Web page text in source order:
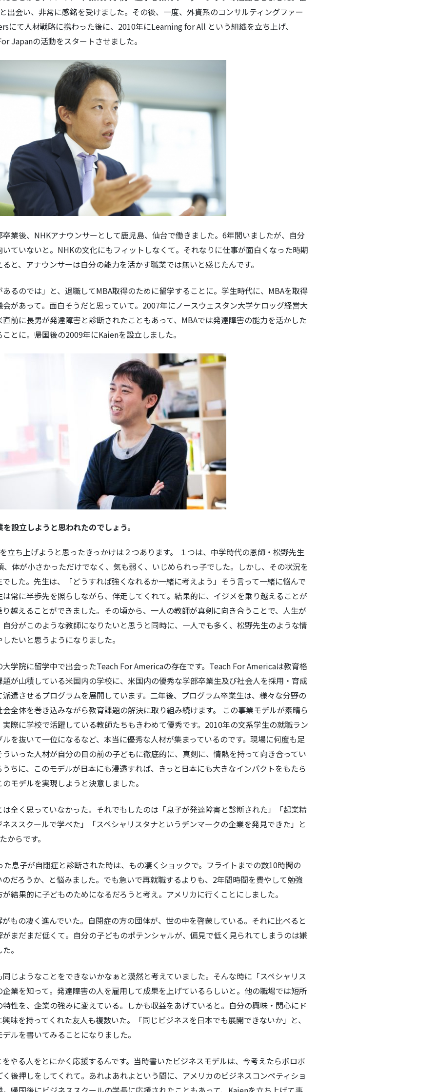
出会い、非常に感銘を受けました。その後、一度、外資系のコンサルティングファー
にて人材戦略に携わった後に、2010年にLearning for All という組織を立ち上げ、
Japanの活動をスタートさせました。
業後、NHKアナウンサーとして鹿児島、仙台で働きました。6年間いましたが、自分
ていないと。NHKの文化にもフィットしなくて。それなりに仕事が面白くなった時期
と、アナウンサーは自分の能力を活かす職業では無いと感じたんです。
るのでは」と、退職してMBA取得のために留学することに。学生時代に、MBAを取得
があって。面白そうだと思っていて。2007年にノースウェスタン大学ケロッグ経営大
前に長男が発達障害と診断されたこともあって、MBAでは発達障害の能力を活かした
とに。帰国後の2009年にKaienを設立しました。
設立しようと思われたのでしょう。
ち上げようと思ったきっかけは２つあります。 １つは、中学時代の恩師・松野先生
、体が小さかっただけでなく、気も弱く、いじめられっ子でした。しかし、その状況を
した。先生は、「どうすれば強くなれるか一緒に考えよう」そう言って一緒に悩んで
常に半歩先を照らしながら、伴走してくれて。結果的に、イジメを乗り越えることが
越えることができました。その頃から、一人の教師が真剣に向き合うことで、人生が
分がこのような教師になりたいと思うと同時に、一人でも多く、松野先生のような情
たいと思うようになりました。
学院に留学中で出会ったTeach For Americaの存在です。Teach For Americaは教育格
が山積している米国内の学校に、米国内の優秀な学部卒業生及び社会人を採用・育成
遣させるプログラムを展開しています。二年後、プログラム卒業生は、様々な分野の
全体を巻き込みながら教育課題の解決に取り組み続けます。 この事業モデルが素晴ら
際に学校で活躍している教師たちもきわめて優秀です。2010年の文系学生の就職ラン
を抜いて一位になるなど、本当に優秀な人材が集まっているのです。現場に何度も足
いった人材が自分の目の前の子どもに徹底的に、真剣に、情熱を持って向き合ってい
ちに、このモデルが日本にも浸透すれば、きっと日本にも大きなインパクトをもたら
モデルを実現しようと決意しました。
全く思っていなかった。それでもしたのは「息子が発達障害と診断された」「起業精
ススクールで学べた」「スペシャリスタナというデンマークの企業を発見できた」と
からです。
息子が自閉症と診断された時は、もの凄くショックで。フライトまでの数10時間の
だろうか、と悩みました。でも急いで再就職するよりも、2年間時間を費やして勉強
結果的に子どものためになるだろうと考え。アメリカに行くことにしました。
もの凄く進んでいた。自閉症の方の団体が、世の中を啓蒙している。それに比べると
まだまだ低くて。自分の子どものポテンシャルが、偏見で低く見られてしまうのは嫌
。
じようなことをできないかなぁと漠然と考えていました。そんな時に「スペシャリス
業を知って。発達障害の人を雇用して成果を上げているらしいと。他の職場では短所
性を、企業の強みに変えている。しかも収益をあげていると。自分の興味・関心にド
味を持ってくれた友人も複数いた。「同じビジネスを日本でも展開できないか」と、
ルを書いてみることになりました。
やる人をとにかく応援するんです。当時書いたビジネスモデルは、今考えたらボロボ
後押しをしてくれて。あれよあれよという間に、アメリカのビジネスコンペティショ